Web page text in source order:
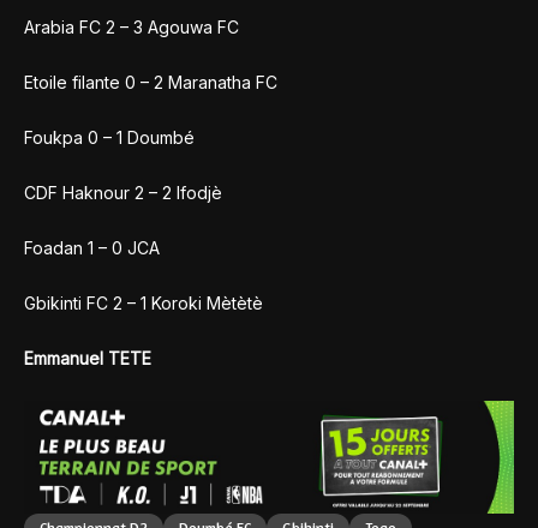
Arabia FC 2 – 3 Agouwa FC
Etoile filante 0 – 2 Maranatha FC
Foukpa 0 – 1 Doumbé
CDF Haknour 2 – 2 Ifodjè
Foadan 1 – 0 JCA
Gbikinti FC 2 – 1 Koroki Mètètè
Emmanuel TETE